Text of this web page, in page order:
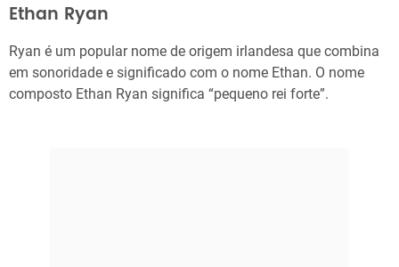
Ethan Ryan
Ryan é um popular nome de origem irlandesa que combina
em sonoridade e significado com o nome Ethan. O nome
composto Ethan Ryan significa “pequeno rei forte”.